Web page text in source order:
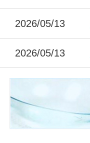
2026/05/13
2026/05/13